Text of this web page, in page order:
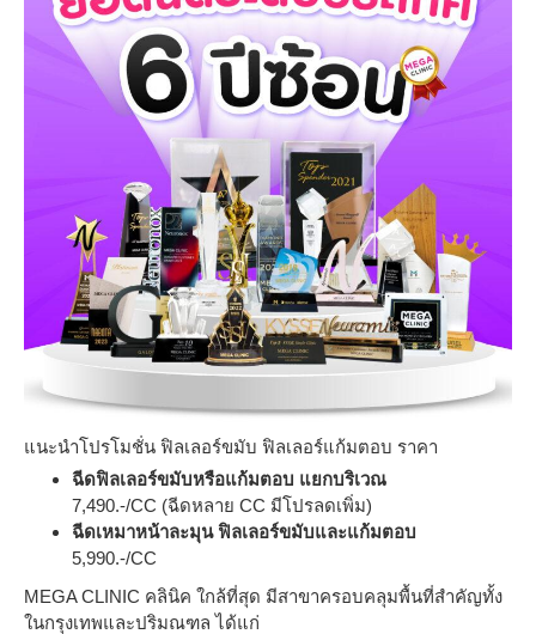
แนะนำโปรโมชั่น ฟิลเลอร์ขมับ ฟิลเลอร์แก้มตอบ ราคา
ฉีดฟิลเลอร์ขมับหรือแก้มตอบ แยกบริเวณ
7,490.-/CC (ฉีดหลาย CC มีโปรลดเพิ่ม)
ฉีดเหมาหน้าละมุน ฟิลเลอร์ขมับและแก้มตอบ
5,990.-/CC
MEGA CLINIC คลินิค ใกล้ที่สุด มีสาขาครอบคลุมพื้นที่สำคัญทั้ง
ในกรุงเทพและปริมณฑล ได้แก่